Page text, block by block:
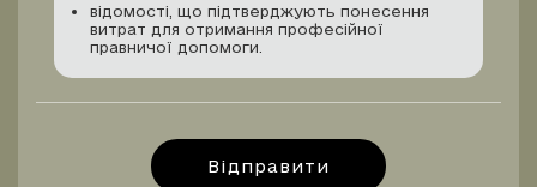
відомості, що підтверджують понесення
витрат для отримання професійної
правничої допомоги.
Відправити